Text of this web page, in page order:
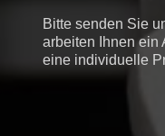
Bitte senden Sie
arbeiten Ihnen ein
eine individuelle